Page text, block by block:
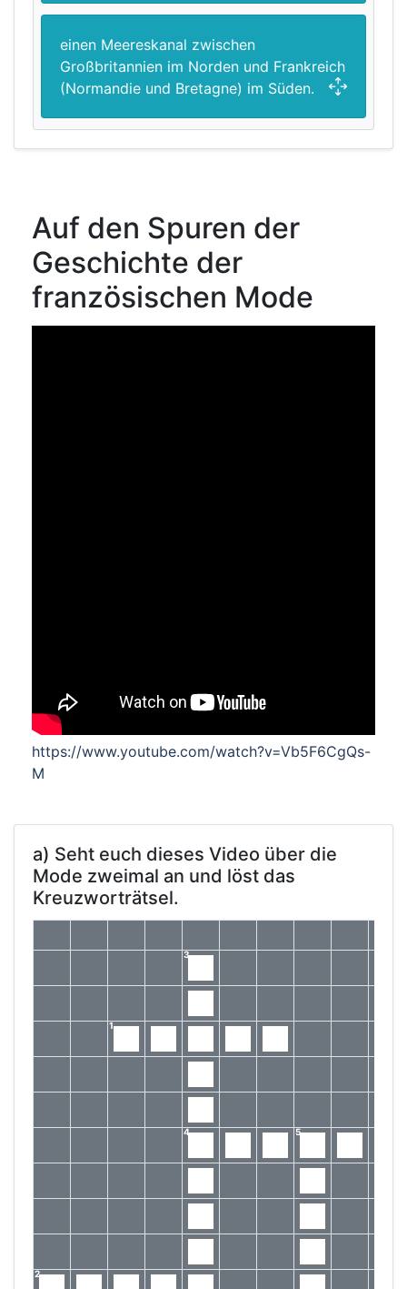
einen Meereskanal zwischen
Großbritannien im Norden und Frankreich
(Normandie und Bretagne) im Süden.
Auf den Spuren der
Geschichte der
französischen Mode
https://www.youtube.com/watch?v=Vb5F6CgQs-
M
a) Seht euch dieses Video über die
Mode zweimal an und löst das
Kreuzworträtsel.
3
1
4 5
2